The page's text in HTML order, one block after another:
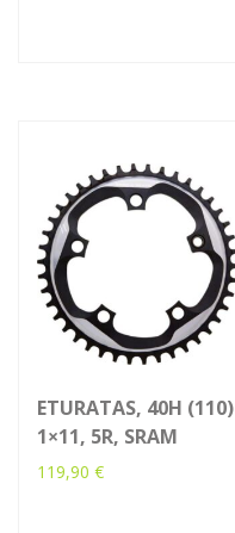
ETURATAS, 40H (110)
1×11, 5R, SRAM
119,90 €